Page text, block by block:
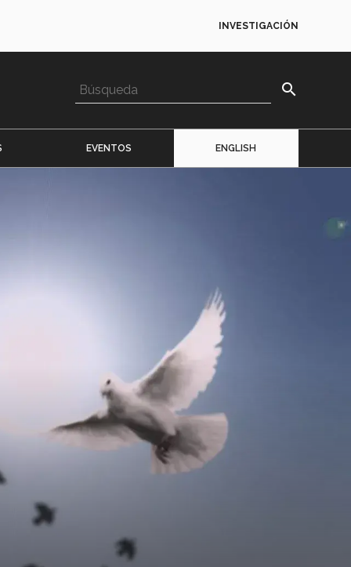
INVESTIGACIÓN
search
EVENTOS ENGLISH